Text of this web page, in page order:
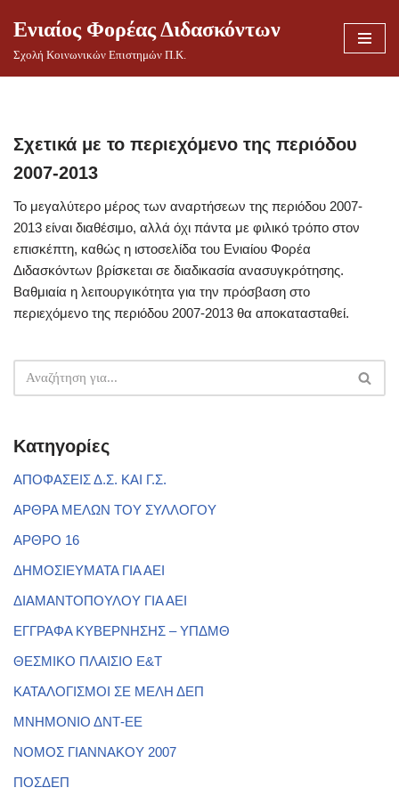
Μεταπηδήστε
Ενιαίος Φορέας Διδασκόντων
Σχολή Κοινωνικών Επιστημών Π.Κ.
Σχετικά με το περιεχόμενο της περιόδου
2007-2013
Το μεγαλύτερο μέρος των αναρτήσεων της περιόδου 2007-
2013 είναι διαθέσιμο, αλλά όχι πάντα με φιλικό τρόπο στον
επισκέπτη, καθώς η ιστοσελίδα του Ενιαίου Φορέα
Διδασκόντων βρίσκεται σε διαδικασία ανασυγκρότησης.
Βαθμιαία η λειτουργικότητα για την πρόσβαση στο
περιεχόμενο της περιόδου 2007-2013 θα αποκατασταθεί.
Kατηγορίες
ΑΠΟΦΑΣΕΙΣ Δ.Σ. ΚΑΙ Γ.Σ.
ΑΡΘΡΑ ΜΕΛΩΝ ΤΟΥ ΣΥΛΛΟΓΟΥ
ΑΡΘΡΟ 16
ΔΗΜΟΣΙΕΥΜΑΤΑ ΓΙΑ ΑΕΙ
ΔΙΑΜΑΝΤΟΠΟΥΛΟΥ ΓΙΑ ΑΕΙ
ΕΓΓΡΑΦΑ ΚΥΒΕΡΝΗΣΗΣ – ΥΠΔΜΘ
ΘΕΣΜΙΚΟ ΠΛΑΙΣΙΟ Ε&Τ
ΚΑΤΑΛΟΓΙΣΜΟΙ ΣΕ ΜΕΛΗ ΔΕΠ
ΜΝΗΜΟΝΙΟ ΔΝΤ-ΕΕ
ΝΟΜΟΣ ΓΙΑΝΝΑΚΟΥ 2007
ΠΟΣΔΕΠ